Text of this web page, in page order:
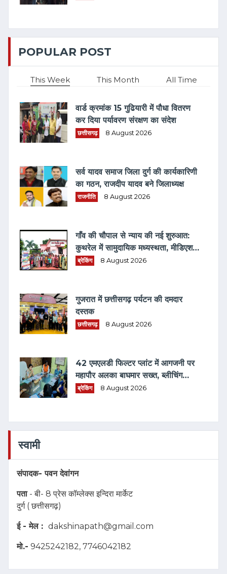
POPULAR POST
This Week This Month All Time
वार्ड क्रमांक 15 गुढियारी में पौधा वितरण
कर दिया पर्यावरण संरक्षण का संदेश
छत्तीसगढ़ 8 August 2026
सर्व यादव समाज जिला दुर्ग की कार्यकारिणी
का गठन, राजदीप यादव बने जिलाध्यक्ष
राजनीति 8 August 2026
गाँव की चौपाल से न्याय की नई शुरुआत:
कुथरेल में सामुदायिक मध्यस्थता, मीडिएशन
3.0 एवं विधिक जागरूकता का संगम
ब्रेकिंग 8 August 2026
गुजरात में छत्तीसगढ़ पर्यटन की दमदार
दस्तक
छत्तीसगढ़ 8 August 2026
42 एमएलडी फिल्टर प्लांट में आगजनी पर
महापौर अलका बाघमार सख्त, ब्लीचिंग
पावडर की होगी लैब जांच
ब्रेकिंग 8 August 2026
स्वामी
संपादक-पवन देवांगन
पता- बी- 8 प्रेस कॉम्लेक्स इन्दिरा मार्केट
दुर्ग ( छत्तीसगढ़)
ई - मेल : dakshinapath@gmail.com
मो.- 9425242182, 7746042182